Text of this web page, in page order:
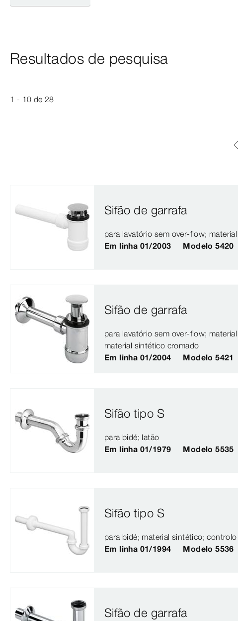
Resultados de pesquisa
1 - 10 de28
Sifão de garrafa
para lavatório sem over-flow;
Em linha 01/2003
Modelo 5420
Sifão de garrafa
para lavatório sem over-flow;
material sintético cromado
Em linha 01/2004
Modelo 5421
Sifão tipo S
para bidé; latão
Em linha 01/1979
Modelo 5535
Sifão tipo S
para bidé; material sintético;
Em linha 01/1994
Modelo 5536
Sifão de garrafa